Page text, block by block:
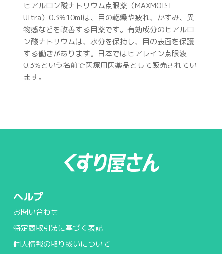
ヒアルロン酸ナトリウム点眼薬（MAXMOIST
Ultra）0.3%10mlは、目の乾燥や疲れ、かすみ、異
物感などを改善する目薬です。有効成分のヒアルロ
ン酸ナトリウムは、水分を保持し、目の表面を保護
する働きがあります。日本ではヒアレイン点眼液
0.3%という名前で医療用医薬品として販売されてい
ます。
ヘルプ
お問い合わせ
特定商取引法に基づく表記
個人情報の取り扱いについて